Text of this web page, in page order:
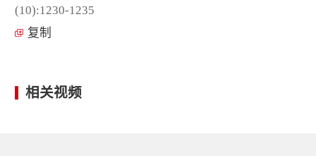
(10):1230-1235
复制
相关视频